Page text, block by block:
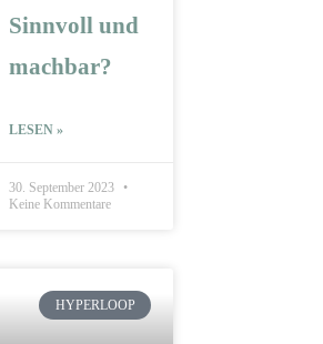
Sinnvoll und
machbar?
LESEN »
30. September 2023
Keine Kommentare
HYPERLOOP